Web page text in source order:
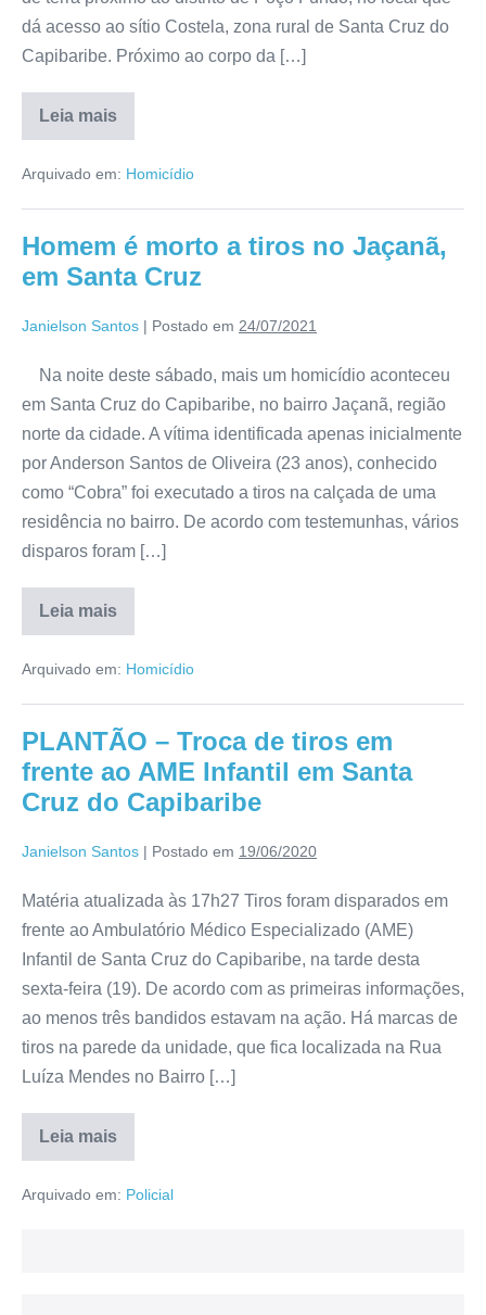
dá acesso ao sítio Costela, zona rural de Santa Cruz do
Capibaribe. Próximo ao corpo da […]
Leia mais
Arquivado em: Homicídio
Homem é morto a tiros no Jaçanã,
em Santa Cruz
Janielson Santos | Postado em 24/07/2021
Na noite deste sábado, mais um homicídio aconteceu
em Santa Cruz do Capibaribe, no bairro Jaçanã, região
norte da cidade. A vítima identificada apenas inicialmente
por Anderson Santos de Oliveira (23 anos), conhecido
como “Cobra” foi executado a tiros na calçada de uma
residência no bairro. De acordo com testemunhas, vários
disparos foram […]
Leia mais
Arquivado em: Homicídio
PLANTÃO – Troca de tiros em
frente ao AME Infantil em Santa
Cruz do Capibaribe
Janielson Santos | Postado em 19/06/2020
Matéria atualizada às 17h27 Tiros foram disparados em
frente ao Ambulatório Médico Especializado (AME)
Infantil de Santa Cruz do Capibaribe, na tarde desta
sexta-feira (19). De acordo com as primeiras informações,
ao menos três bandidos estavam na ação. Há marcas de
tiros na parede da unidade, que fica localizada na Rua
Luíza Mendes no Bairro […]
Leia mais
Arquivado em: Policial